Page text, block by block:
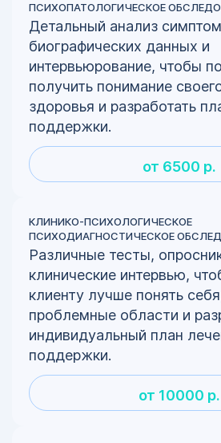
ПСИХОПАТОЛОГИЧЕСКОЕ
Детальный анализ
биографических данных и
интервьюрование, чтобы
получить понимание
здоровья и разработать
поддержки.
от 6500 р.
КЛИНИКО-ПСИХОЛОГИЧЕСКОЕ
ПСИХОДИАГНОСТИЧЕСКОЕ
Различные тесты,
клинические интервью,
клиенту лучше понять
проблемные области и
индивидуальный план
поддержки.
от 10000 р.